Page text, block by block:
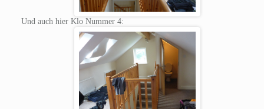
Und auch hier Klo Nummer 4: